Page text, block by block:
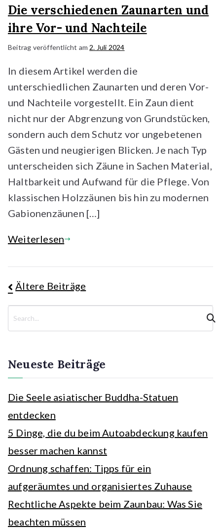
Die verschiedenen Zaunarten und
ihre Vor- und Nachteile
Beitrag veröffentlicht am2. Juli 2024
In diesem Artikel werden die
unterschiedlichen Zaunarten und deren Vor-
und Nachteile vorgestellt. Ein Zaun dient
nicht nur der Abgrenzung von Grundstücken,
sondern auch dem Schutz vor ungebetenen
Gästen und neugierigen Blicken. Je nach Typ
unterscheiden sich Zäune in Sachen Material,
Haltbarkeit und Aufwand für die Pflege. Von
klassischen Holzzäunen bis hin zu modernen
Gabionenzäunen […]
Weiterlesen
Beitragsnavigation
Ältere Beiträge
c
n
Neueste Beiträge
Die Seele asiatischer Buddha-Statuen
entdecken
5 Dinge, die du beim Autoabdeckung kaufen
besser machen kannst
Ordnung schaffen: Tipps für ein
aufgeräumtes und organisiertes Zuhause
Rechtliche Aspekte beim Zaunbau: Was Sie
beachten müssen